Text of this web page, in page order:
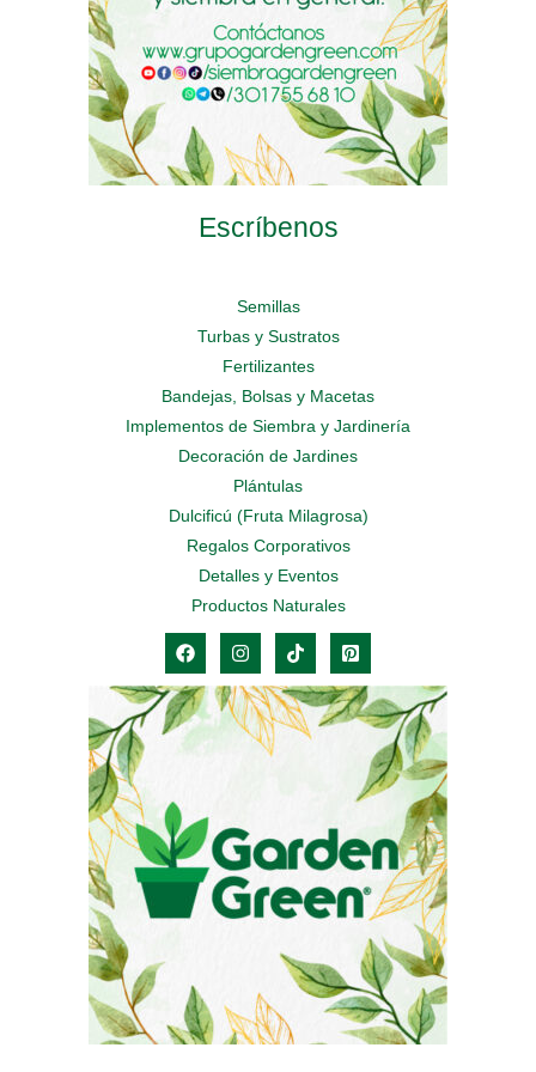
producto
de
producto
de
producto
Escríbenos
Semillas
Turbas y Sustratos
Fertilizantes
Bandejas, Bolsas y Macetas
Implementos de Siembra y Jardinería
Decoración de Jardines
Plántulas
Dulcificú (Fruta Milagrosa)
Regalos Corporativos
Detalles y Eventos
Productos Naturales